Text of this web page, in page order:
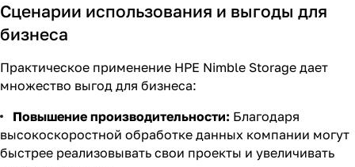
Сценарии использования и выгоды для
бизнеса
Практическое применение HPE Nimble Storage дает
множество выгод для бизнеса:
Повышение производительности: Благодаря
высокоскоростной обработке данных компании могут
быстрее реализовывать свои проекты и увеличивать